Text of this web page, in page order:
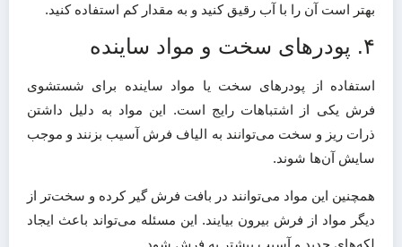
بهتر است آن را با آب رقیق کنید و به مقدار کم استفاده کنید.​
۴. پودرهای سخت و مواد ساینده
استفاده از پودرهای سخت یا مواد ساینده برای شستشوی
فرش یکی از اشتباهات رایج است. این مواد به دلیل داشتن
ذرات ریز و سخت می‌توانند به الیاف فرش آسیب بزنند و موجب
سایش آن‌ها شوند.
همچنین این مواد می‌توانند در بافت فرش گیر کرده و سخت‌تر از
دیگر مواد از فرش بیرون بیایند. این مسئله می‌تواند باعث ایجاد
لکه‌های جدید و آسیب بیشتر به فرش شود.